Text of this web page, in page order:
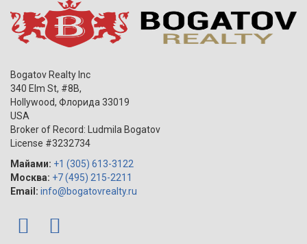
Bogatov Realty Inc
340 Elm St, #8B,
Hollywood, Флорида 33019
USA
Broker of Record: Ludmila Bogatov
License #3232734
Майами: +1 (305) 613-3122
Москва: +7 (495) 215-2211
Email: info@bogatovrealty.ru